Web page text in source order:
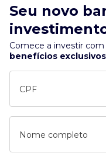
Seu novo
Comece a investir com
benefícios
CPF
Nome completo